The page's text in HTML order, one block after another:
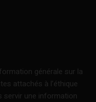
générale sur la
attachés à l’éthique
servir une information